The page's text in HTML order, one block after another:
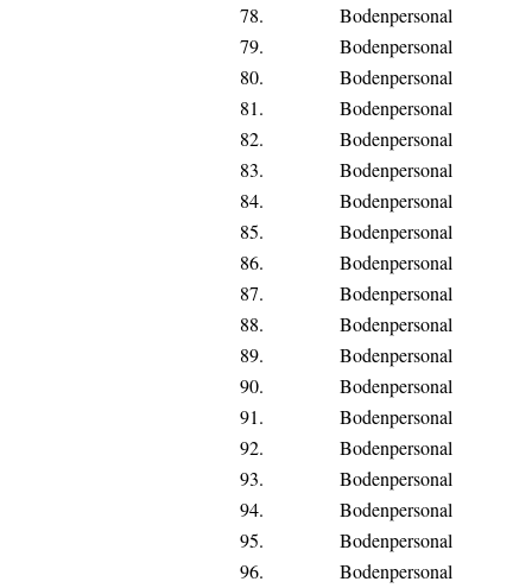
78.
Bodenpersonal
79.
Bodenpersonal
80.
Bodenpersonal
81.
Bodenpersonal
82.
Bodenpersonal
83.
Bodenpersonal
84.
Bodenpersonal
85.
Bodenpersonal
86.
Bodenpersonal
87.
Bodenpersonal
88.
Bodenpersonal
89.
Bodenpersonal
90.
Bodenpersonal
91.
Bodenpersonal
92.
Bodenpersonal
93.
Bodenpersonal
94.
Bodenpersonal
95.
Bodenpersonal
96.
Bodenpersonal